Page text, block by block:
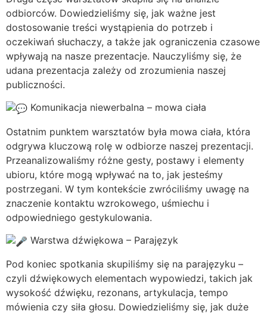
odbiorców. Dowiedzieliśmy się, jak ważne jest
dostosowanie treści wystąpienia do potrzeb i
oczekiwań słuchaczy, a także jak ograniczenia czasowe
wpływają na nasze prezentacje. Nauczyliśmy się, że
udana prezentacja zależy od zrozumienia naszej
publiczności.
Komunikacja niewerbalna – mowa ciała
Ostatnim punktem warsztatów była mowa ciała, która
odgrywa kluczową rolę w odbiorze naszej prezentacji.
Przeanalizowaliśmy różne gesty, postawy i elementy
ubioru, które mogą wpływać na to, jak jesteśmy
postrzegani. W tym kontekście zwróciliśmy uwagę na
znaczenie kontaktu wzrokowego, uśmiechu i
odpowiedniego gestykulowania.
Warstwa dźwiękowa – Parajęzyk
Pod koniec spotkania skupiliśmy się na parajęzyku –
czyli dźwiękowych elementach wypowiedzi, takich jak
wysokość dźwięku, rezonans, artykulacja, tempo
mówienia czy siła głosu. Dowiedzieliśmy się, jak duże